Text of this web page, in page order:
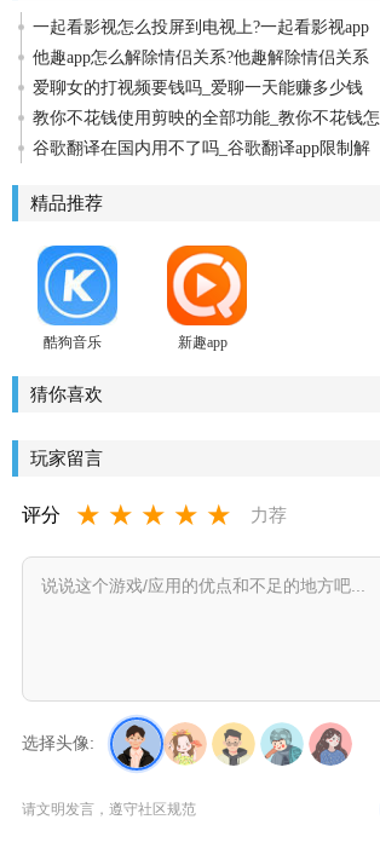
一起看影视怎么投屏到电视上?一起看影视app
他趣app怎么解除情侣关系?他趣解除情侣关系
爱聊女的打视频要钱吗_爱聊一天能赚多少钱
教你不花钱使用剪映的全部功能_教你不花钱怎
谷歌翻译在国内用不了吗_谷歌翻译app限制解
精品推荐
酷狗音乐 新趣app
猜你喜欢
玩家留言
评分 ★ ★ ★ ★ ★ 力荐
选择头像:
请文明发言，遵守社区规范